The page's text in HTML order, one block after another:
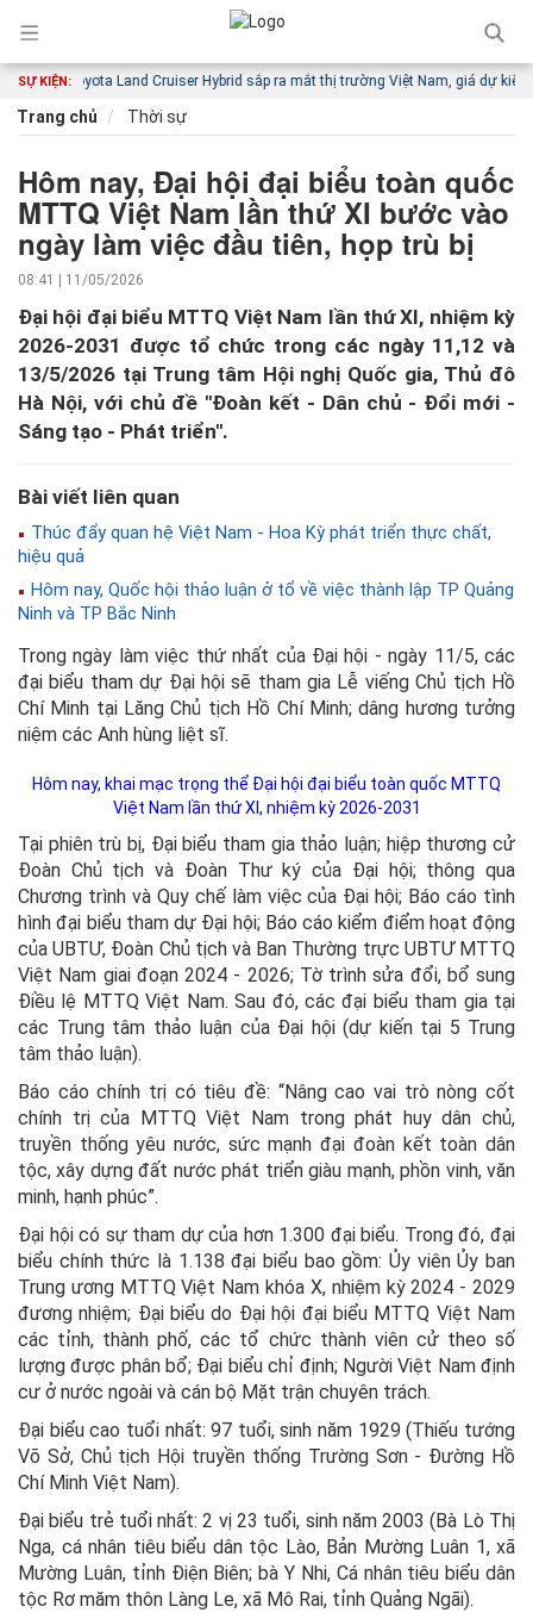
SỰ KIỆN:
Toyota Land Cruiser Hybrid sắp ra mắt thị trường Việt Nam, giá dự kiến từ 4,6
Trang chủ Thời sự
Hôm nay, Đại hội đại biểu toàn quốc
MTTQ Việt Nam lần thứ XI bước vào
ngày làm việc đầu tiên, họp trù bị
08:41 | 11/05/2026
Đại hội đại biểu MTTQ Việt Nam lần thứ XI, nhiệm kỳ
2026-2031 được tổ chức trong các ngày 11,12 và
13/5/2026 tại Trung tâm Hội nghị Quốc gia, Thủ đô
Hà Nội, với chủ đề ''Đoàn kết - Dân chủ - Đổi mới -
Sáng tạo - Phát triển''.
Bài viết liên quan
Thúc đẩy quan hệ Việt Nam - Hoa Kỳ phát triển thực chất,
hiệu quả
Hôm nay, Quốc hội thảo luận ở tổ về việc thành lập TP Quảng
Ninh và TP Bắc Ninh
Trong ngày làm việc thứ nhất của Đại hội - ngày 11/5, các
đại biểu tham dự Đại hội sẽ tham gia Lễ viếng Chủ tịch Hồ
Chí Minh tại Lăng Chủ tịch Hồ Chí Minh; dâng hương tưởng
niệm các Anh hùng liệt sĩ.
Hôm nay, khai mạc trọng thể Đại hội đại biểu toàn quốc MTTQ
Việt Nam lần thứ XI, nhiệm kỳ 2026-2031
Tại phiên trù bị, Đại biểu tham gia thảo luận; hiệp thương cử
Đoàn Chủ tịch và Đoàn Thư ký của Đại hội; thông qua
Chương trình và Quy chế làm việc của Đại hội; Báo cáo tình
hình đại biểu tham dự Đại hội; Báo cáo kiểm điểm hoạt động
của UBTƯ, Đoàn Chủ tịch và Ban Thường trực UBTƯ MTTQ
Việt Nam giai đoạn 2024 - 2026; Tờ trình sửa đổi, bổ sung
Điều lệ MTTQ Việt Nam. Sau đó, các đại biểu tham gia tại
các Trung tâm thảo luận của Đại hội (dự kiến tại 5 Trung
tâm thảo luận).
Báo cáo chính trị có tiêu đề: “Nâng cao vai trò nòng cốt
chính trị của MTTQ Việt Nam trong phát huy dân chủ,
truyền thống yêu nước, sức mạnh đại đoàn kết toàn dân
tộc, xây dựng đất nước phát triển giàu mạnh, phồn vinh, văn
minh, hạnh phúc”.
Đại hội có sự tham dự của hơn 1.300 đại biểu. Trong đó, đại
biểu chính thức là 1.138 đại biểu bao gồm: Ủy viên Ủy ban
Trung ương MTTQ Việt Nam khóa X, nhiệm kỳ 2024 - 2029
đương nhiệm; Đại biểu do Đại hội đại biểu MTTQ Việt Nam
các tỉnh, thành phố, các tổ chức thành viên cử theo số
lượng được phân bổ; Đại biểu chỉ định; Người Việt Nam định
cư ở nước ngoài và cán bộ Mặt trận chuyên trách.
Đại biểu cao tuổi nhất: 97 tuổi, sinh năm 1929 (Thiếu tướng
Võ Sở, Chủ tịch Hội truyền thống Trường Sơn - Đường Hồ
Chí Minh Việt Nam).
Đại biểu trẻ tuổi nhất: 2 vị 23 tuổi, sinh năm 2003 (Bà Lò Thị
Nga, cá nhân tiêu biểu dân tộc Lào, Bản Mường Luân 1, xã
Mường Luân, tỉnh Điện Biên; bà Y Nhi, Cá nhân tiêu biểu dân
tộc Rơ măm thôn Làng Le, xã Mô Rai, tỉnh Quảng Ngãi).